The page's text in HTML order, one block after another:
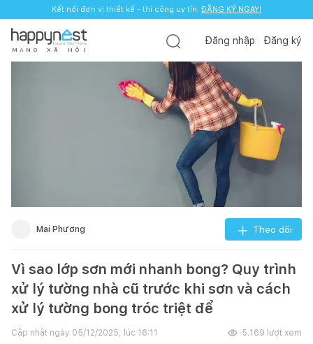
Kết nối đơn vị thiết kế - thi công uy tín. ĐĂNG KÝ NGAY!
M Ạ N G X Ã H Ộ I
Đăng nhập Đăng ký
Mai Phương Theo dõi
Vì sao lớp sơn mới nhanh bong? Quy trình
xử lý tường nhà cũ trước khi sơn và cách
xử lý tường bong tróc triệt để
Cập nhật ngày 05/12/2025, lúc 16:11 5.169 lượt xem